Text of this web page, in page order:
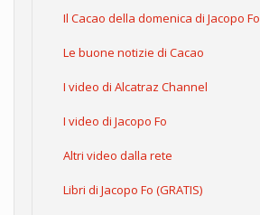
Il Cacao della domenica di Jacopo Fo
Le buone notizie di Cacao
I video di Alcatraz Channel
I video di Jacopo Fo
Altri video dalla rete
Libri di Jacopo Fo (GRATIS)